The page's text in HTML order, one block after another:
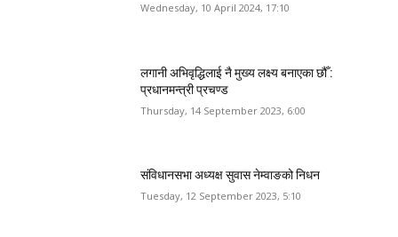
Wednesday, 10 April 2024, 17:10
लगानी अभिवृद्धिलाई नै मुख्य लक्ष्य बनाएका छौँ :
प्रधानमन्त्री प्रचण्ड
Thursday, 14 September 2023, 6:00
संविधानसभा अध्यक्ष सुवास नेम्वाङको निधन
Tuesday, 12 September 2023, 5:10